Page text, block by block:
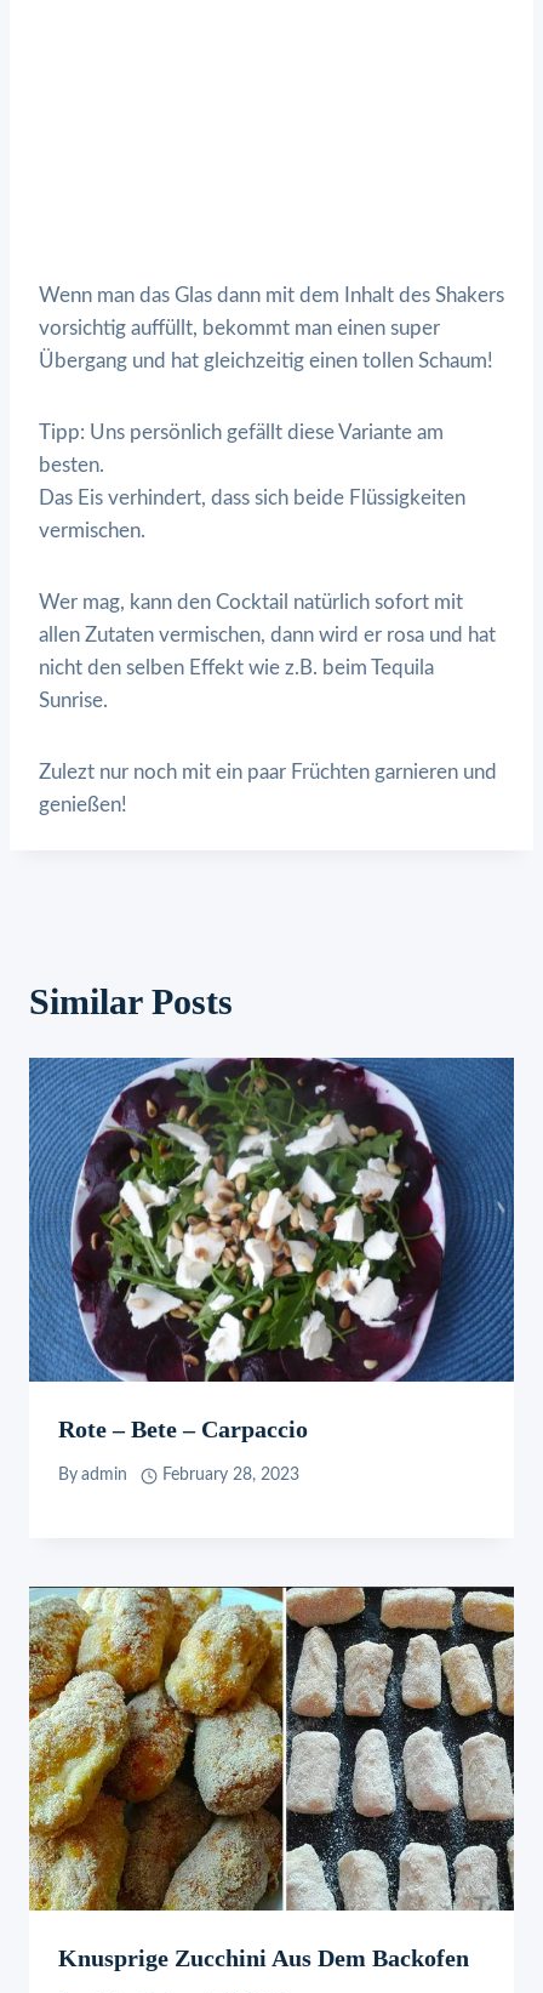
Wenn man das Glas dann mit dem Inhalt des Shakers
vorsichtig auffüllt, bekommt man einen super
Übergang und hat gleichzeitig einen tollen Schaum!
Tipp: Uns persönlich gefällt diese Variante am
besten.
Das Eis verhindert, dass sich beide Flüssigkeiten
vermischen.
Wer mag, kann den Cocktail natürlich sofort mit
allen Zutaten vermischen, dann wird er rosa und hat
nicht den selben Effekt wie z.B. beim Tequila
Sunrise.
Zulezt nur noch mit ein paar Früchten garnieren und
genießen!
Similar Posts
Rote – Bete – Carpaccio
By admin February 28, 2023
Knusprige Zucchini Aus Dem Backofen